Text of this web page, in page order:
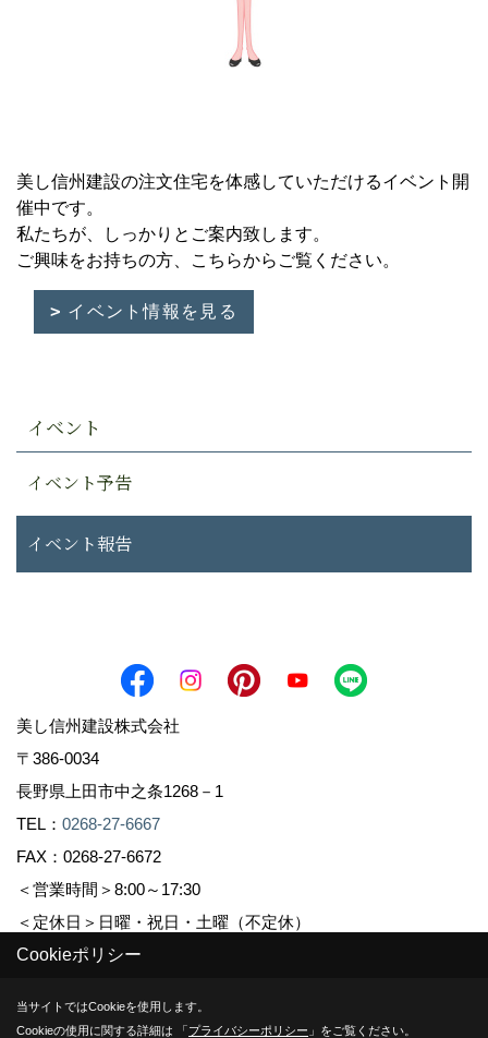
美し信州建設の注文住宅を体感していただけるイベント開
催中です。
私たちが、しっかりとご案内致します。
ご興味をお持ちの方、こちらからご覧ください。
イベント情報を見る
イベント
イベント予告
イベント報告
美し信州建設株式会社
〒386-0034
長野県上田市中之条1268－1
TEL： 0268-27-6667
FAX：0268-27-6672
＜営業時間＞8:00～17:30
＜定休日＞日曜・祝日・土曜（不定休）
Copyright (c) Sinshuu. All Rights Reserved.
Produced byゴデスクリエイト
Cookieポリシー
当サイトではCookieを使用します。
Cookieの使用に関する詳細は 「プライバシーポリシー 」をご覧ください。